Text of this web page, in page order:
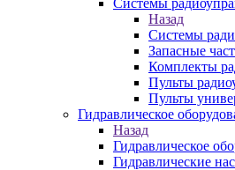
Системы
Назад
Системы
Запасные
Комплекты
Пульты
Пульты
Гидравлическое
Назад
Гидравлическое
Гидравлические